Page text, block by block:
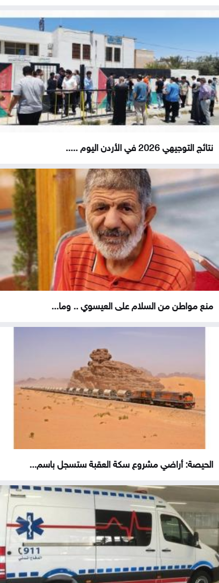
نتائج التوجيهي 2026 في الأردن اليوم .....
منع مواطن من السلام على العيسوي .. وما...
الحيصة: أراضي مشروع سكة العقبة ستسجل باسم...